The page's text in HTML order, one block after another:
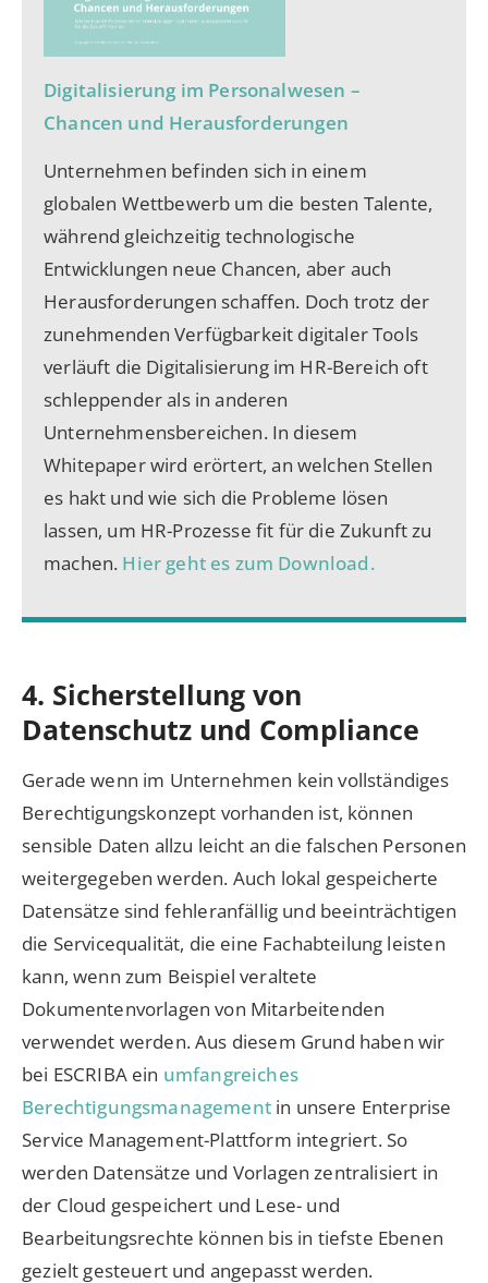
Digitalisierung im Personalwesen –
Chancen und Herausforderungen
Unternehmen befinden sich in einem
globalen Wettbewerb um die besten Talente,
während gleichzeitig technologische
Entwicklungen neue Chancen, aber auch
Herausforderungen schaffen. Doch trotz der
zunehmenden Verfügbarkeit digitaler Tools
verläuft die Digitalisierung im HR-Bereich oft
schleppender als in anderen
Unternehmensbereichen. In diesem
Whitepaper wird erörtert, an welchen Stellen
es hakt und wie sich die Probleme lösen
lassen, um HR-Prozesse fit für die Zukunft zu
machen. Hier geht es zum Download.
4. Sicherstellung von
Datenschutz und Compliance
Gerade wenn im Unternehmen kein vollständiges
Berechtigungskonzept vorhanden ist, können
sensible Daten allzu leicht an die falschen Personen
weitergegeben werden. Auch lokal gespeicherte
Datensätze sind fehleranfällig und beeinträchtigen
die Servicequalität, die eine Fachabteilung leisten
kann, wenn zum Beispiel veraltete
Dokumentenvorlagen von Mitarbeitenden
verwendet werden. Aus diesem Grund haben wir
bei ESCRIBA ein umfangreiches
Berechtigungsmanagementin unsere Enterprise
Service Management-Plattform integriert. So
werden Datensätze und Vorlagen zentralisiert in
der Cloud gespeichert und Lese- und
Bearbeitungsrechte können bis in tiefste Ebenen
gezielt gesteuert und angepasst werden.